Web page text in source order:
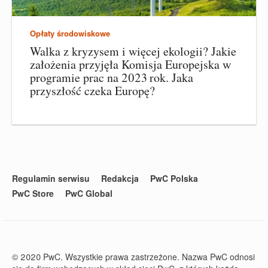
Opłaty środowiskowe
Walka z kryzysem i więcej ekologii? Jakie
założenia przyjęła Komisja Europejska w
programie prac na 2023 rok. Jaka
przyszłość czeka Europę?
Regulamin serwisu Redakcja
PwC Polska
PwC Store
PwC Global
© 2020 PwC. Wszystkie prawa zastrzeżone. Nazwa PwC odnosi